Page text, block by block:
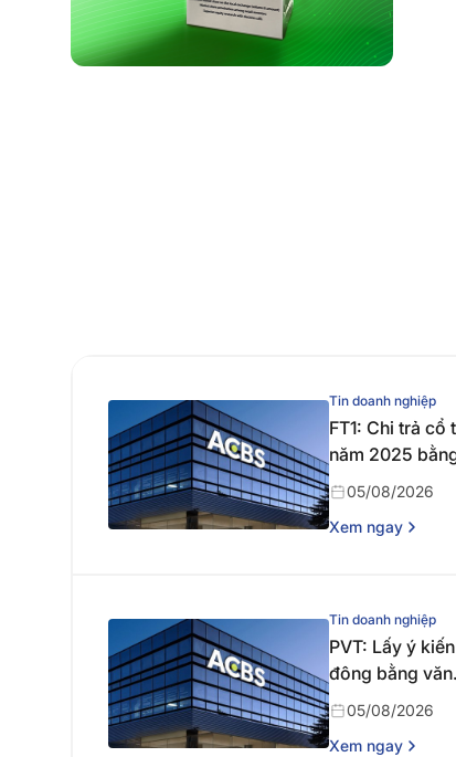
Tin doanh nghiệp
FT1: Chi trả cổ
năm 2025
tiền05/08/2026
Xem ngay
Tin doanh nghiệp
PVT: Lấy ý
đông bằng văn
bản05/08/2026
Xem ngay